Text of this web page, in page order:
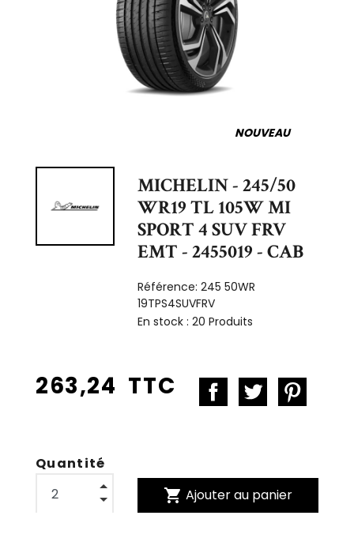
NOUVEAU
MICHELIN - 245/50
WR19 TL 105W MI
SPORT 4 SUV FRV
EMT - 2455019 - CAB
Référence:245 50WR
19TPS4SUVFRV
En stock :20 Produits
263,24 TTC
Quantité
shopping_cart Ajouter au panier